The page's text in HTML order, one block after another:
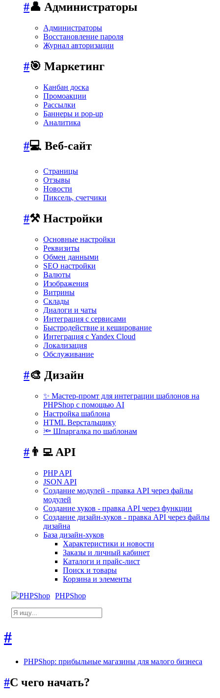
#👤 Администраторы
Администраторы
Восстановление пароля
Журнал авторизации
#🎯 Маркетинг
Канбан доска
Промоакции
Рассылки
Баннеры и pop-up
Аналитика
#💻 Веб-сайт
Страницы
Отзывы
Новости
Пиксель, счетчики
#⚒️ Настройки
Основные настройки
Реквизиты
Обмен данными
SEO настройки
Валюты
Изображения
Витрины
Склады
Диалоги и чаты
Интеграция с сервисами
Быстродействие и кеширование
Интеграция с Yandex Cloud
Локализация
Обслуживание
#🎨 Дизайн
✨ Мастер-промт для интеграции шаблонов на
PHPShop с помощью AI
Настройка шаблона
HTML Верстальщику
🔦 Шпаргалка по шаблонам
# 👨‍💻 API
PHP API
JSON API
Создание модулей - правка API через файлы
модулей
Создание хуков - правка API через функции
Создание дизайн-хуков - правка API через файлы
дизайна
База дизайн-хуков
Характеристики и новости
Заказы и личный кабинет
Каталоги и прайс-лист
Поиск и товары
Корзина и элементы
PHPShop
#
PHPShoр: прибыльные магазины для малого бизнеса
#С чего начать?